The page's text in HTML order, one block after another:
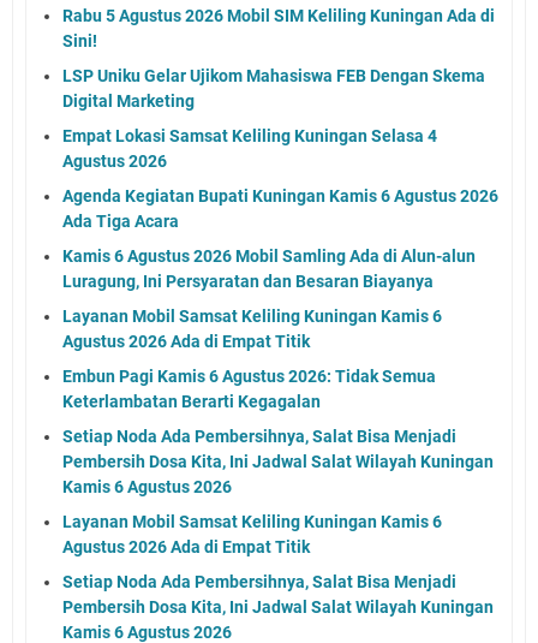
Rabu 5 Agustus 2026 Mobil SIM Keliling Kuningan Ada di
Sini!
LSP Uniku Gelar Ujikom Mahasiswa FEB Dengan Skema
Digital Marketing
Empat Lokasi Samsat Keliling Kuningan Selasa 4
Agustus 2026
Agenda Kegiatan Bupati Kuningan Kamis 6 Agustus 2026
Ada Tiga Acara
Kamis 6 Agustus 2026 Mobil Samling Ada di Alun-alun
Luragung, Ini Persyaratan dan Besaran Biayanya
Layanan Mobil Samsat Keliling Kuningan Kamis 6
Agustus 2026 Ada di Empat Titik
Embun Pagi Kamis 6 Agustus 2026: Tidak Semua
Keterlambatan Berarti Kegagalan
Setiap Noda Ada Pembersihnya, Salat Bisa Menjadi
Pembersih Dosa Kita, Ini Jadwal Salat Wilayah Kuningan
Kamis 6 Agustus 2026
Layanan Mobil Samsat Keliling Kuningan Kamis 6
Agustus 2026 Ada di Empat Titik
Setiap Noda Ada Pembersihnya, Salat Bisa Menjadi
Pembersih Dosa Kita, Ini Jadwal Salat Wilayah Kuningan
Kamis 6 Agustus 2026